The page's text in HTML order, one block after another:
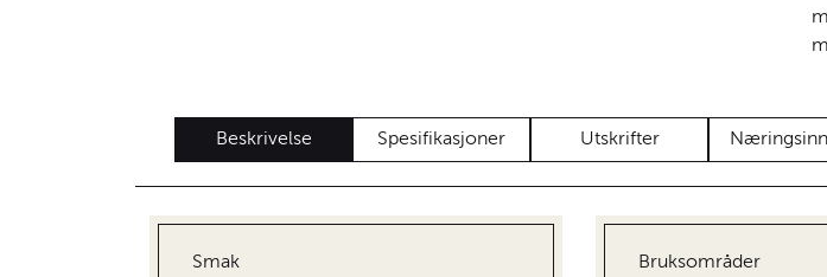
Beskrivelse Spesifikasjoner Utskrifter
Smak Bruksområder